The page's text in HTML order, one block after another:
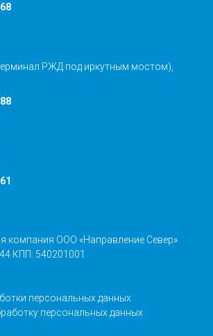
РЖД под иркутным мостом),
компания ООО «Направление Север»
КПП: 540201001
персональных данных
персональных данных